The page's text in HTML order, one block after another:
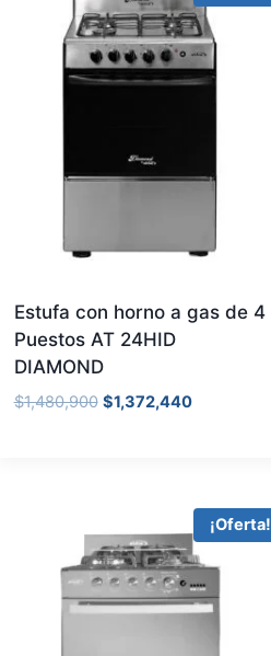
Estufa con horno a gas de 4
Puestos AT 24HID
DIAMOND
$1,480,900 $1,372,440
¡Oferta!